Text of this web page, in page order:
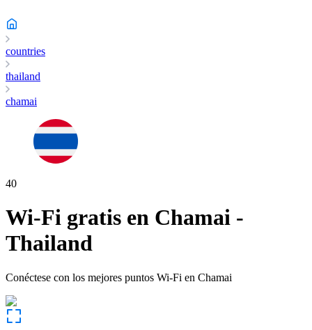
countries
thailand
chamai
40
Wi-Fi gratis en Chamai -
Thailand
Conéctese con los mejores puntos Wi-Fi en Chamai